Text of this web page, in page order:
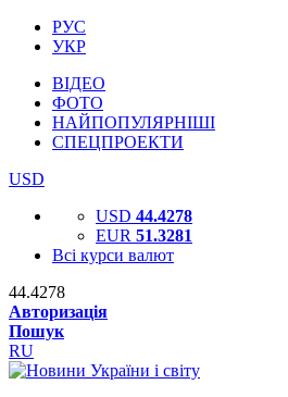
РУС
УКР
ВІДЕО
ФОТО
НАЙПОПУЛЯРНІШІ
СПЕЦПРОЕКТИ
USD
USD 44.4278
EUR 51.3281
Всі курси валют
44.4278
Авторизація
Пошук
RU